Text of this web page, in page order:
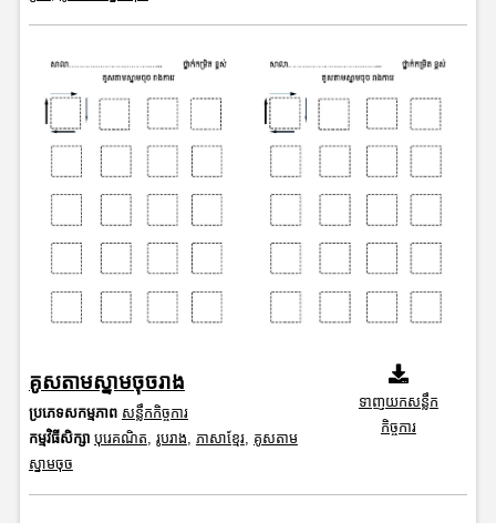
គូសតាមស្នាមចុចរាង
ប្រភេទសកម្មភាព សន្លឹកកិច្ចការ
កម្មវិធីសិក្សា បុរេគណិត រូបរាង ភាសាខ្មែរ, គូសតាម
ស្នាមចុច
ទាញយកសន្លឹក
កិច្ចការ